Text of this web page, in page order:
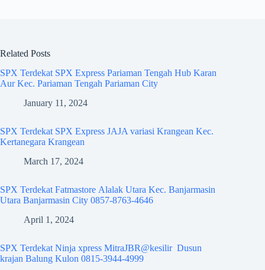
Related Posts
SPX Terdekat SPX Express Pariaman Tengah Hub Karan
Aur Kec. Pariaman Tengah Pariaman City
January 11, 2024
SPX Terdekat SPX Express JAJA variasi Krangean Kec.
Kertanegara Krangean
March 17, 2024
SPX Terdekat Fatmastore Alalak Utara Kec. Banjarmasin
Utara Banjarmasin City 0857-8763-4646
April 1, 2024
SPX Terdekat Ninja xpress MitraJBR@kesilir Dusun
krajan Balung Kulon 0815-3944-4999